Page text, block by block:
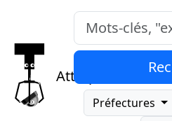
Attrap
Mots-clés,
Préfectures